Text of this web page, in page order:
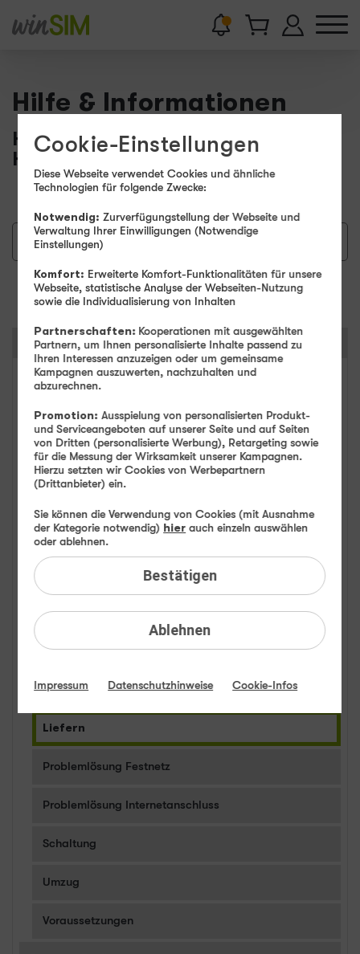
Hilfe & Informationen
Hier finden Sie Wissenswertes und
Hilfestellungen.
Suchen
Kategorien
FAQ: Am häufigsten gesucht
Festnetz
Anbieterwechsel
Festnetz-Sperren
Festnetz-Rufnummern
Festnetz-Verbindungen
Festnetz-DSL-Störung
Festnetz-Glasfaser-Störung
Liefern
Problemlösung Festnetz
Problemlösung Internetanschluss
Schaltung
Umzug
Voraussetzungen
Cookie-Einstellungen
Diese Webseite verwendet Cookies und ähnliche
Technologien für folgende Zwecke:
Notwendig: Zurverfügungstellung der Webseite und
Verwaltung Ihrer Einwilligungen (Notwendige
Einstellungen)
Komfort: Erweiterte Komfort-Funktionalitäten für unsere
Webseite, statistische Analyse der Webseiten-Nutzung
sowie die Individualisierung von Inhalten
Partnerschaften: Kooperationen mit ausgewählten
Partnern, um Ihnen personalisierte Inhalte passend zu
Ihren Interessen anzuzeigen oder um gemeinsame
Kampagnen auszuwerten, nachzuhalten und
abzurechnen.
Promotion: Ausspielung von personalisierten Produkt-
und Serviceangeboten auf unserer Seite und auf Seiten
von Dritten (personalisierte Werbung), Retargeting sowie
für die Messung der Wirksamkeit unserer Kampagnen.
Hierzu setzten wir Cookies von Werbepartnern
(Drittanbieter) ein.
Ablehnen
Sie können die Verwendung von Cookies (mit Ausnahme
der Kategorie notwendig) hier auch einzeln auswählen
oder ablehnen.
Bestätigen
Impressum Datenschutzhinweise Cookie-Infos